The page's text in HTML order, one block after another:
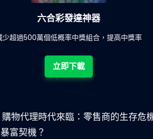
六合彩發達神器
超過500萬個低概率中獎組合，提高中獎率
立即下載
購物代理時代來臨：零售商的生存危
富契機？